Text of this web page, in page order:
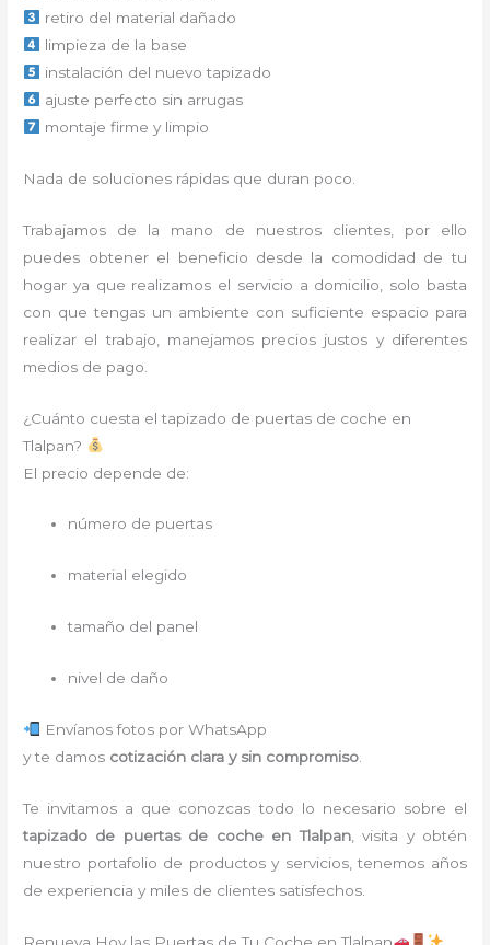
retiro del material dañado
limpieza de la base
instalación del nuevo tapizado
ajuste perfecto sin arrugas
montaje firme y limpio
Nada de soluciones rápidas que duran poco.
Trabajamos de la mano de nuestros clientes, por ello
puedes obtener el beneficio desde la comodidad de tu
hogar ya que realizamos el servicio a domicilio, solo basta
con que tengas un ambiente con suficiente espacio para
realizar el trabajo, manejamos precios justos y diferentes
medios de pago.
¿Cuánto cuesta el tapizado de puertas de coche en
Tlalpan?
El precio depende de:
número de puertas
material elegido
tamaño del panel
nivel de daño
Envíanos fotos por WhatsApp
y te damos cotización clara y sin compromiso
Te invitamos a que conozcas todo lo necesario sobre el
tapizado de puertas de coche en Tlalpan, visita y obtén
nuestro portafolio de productos y servicios, tenemos años
de experiencia y miles de clientes satisfechos.
Renueva Hoy las Puertas de Tu Coche en Tlalpan